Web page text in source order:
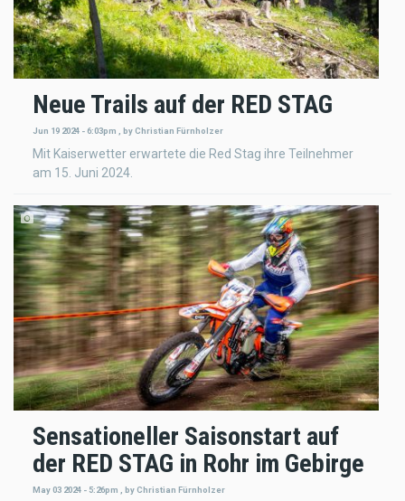
Neue Trails auf der RED STAG
Jun 19 2024 - 6:03pm byChristian Fürnholzer
Mit Kaiserwetter erwartete die Red Stag ihre Teilnehmer
am 15. Juni 2024.
Sensationeller Saisonstart auf
der RED STAG in Rohr im Gebirge
May 03 2024 - 5:26pm byChristian Fürnholzer